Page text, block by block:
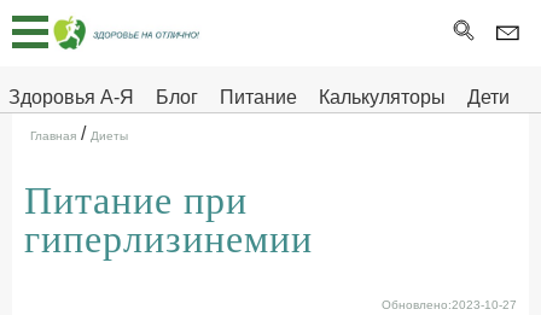
Здоровья А-Я Блог Питание Калькуляторы
Дети
Главная
Тесты
Про
ДЕТЯМ
Главная / Диеты
Питание при
гиперлизинемии
Обновлено:2023-10-27